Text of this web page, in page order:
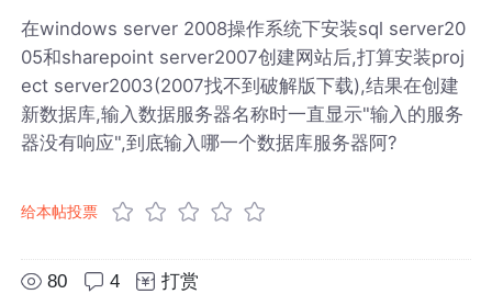
在windows server 2008操作系统下安装sql server20
05和sharepoint server2007创建网站后,打算安装proj
ect server2003(2007找不到破解版下载),结果在创建
新数据库,输入数据服务器名称时一直显示"输入的服务
器没有响应",到底输入哪一个数据库服务器阿?
给本帖投票
80 4 打赏